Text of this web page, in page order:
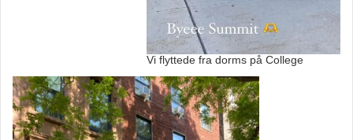
Vi flyttede fra dorms på College